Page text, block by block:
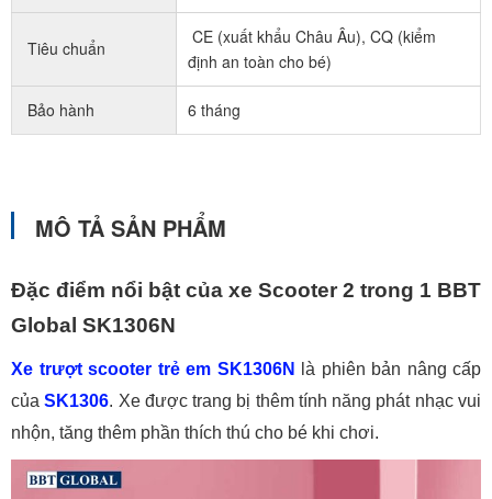
Tiêu chuẩn
CE (xuất khẩu Châu Âu), CQ (kiểm
định an toàn cho bé)
Bảo hành 6 tháng
MÔ TẢ SẢN PHẨM
Đặc điểm nổi bật của xe Scooter 2 trong 1 BBT
Global SK1306N
Xe trượt scooter trẻ em SK1306N
là phiên bản nâng cấp
củaSK1306. Xe được trang bị thêm tính năng phát nhạc vui
nhộn, tăng thêm phần thích thú cho bé khi chơi.